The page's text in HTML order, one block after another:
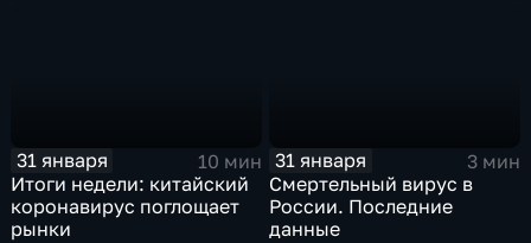
31 января
10 мин
Итоги недели: китайский
коронавирус поглощает
рынки
31 января
3 мин
Смертельный вирус в
России. Последние
данные